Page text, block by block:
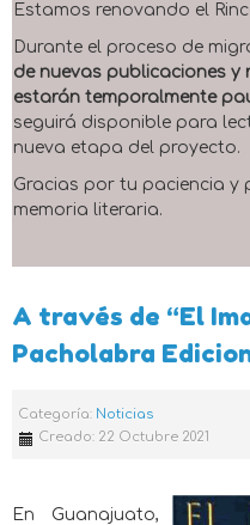
Estamos renovando el
Durante el proceso de
de nuevas publicaciones y
estarán temporalmente
seguirá disponible para
nueva etapa del proyecto.
Gracias por tu paciencia y
memoria literaria.
A través de “El
Pacholabra
Categoría: Noticias
Creado: 22 Octubre 2021
En Guanajuato,